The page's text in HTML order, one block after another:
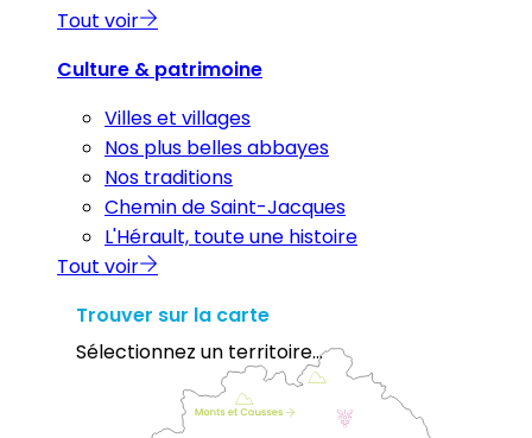
Tout voir
Culture & patrimoine
Villes et villages
Nos plus belles abbayes
Nos traditions
Chemin de Saint-Jacques
L'Hérault, toute une histoire
Tout voir
Trouver sur la carte
Sélectionnez un territoire...